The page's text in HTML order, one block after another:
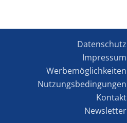
Datenschutz
Impressum
Werbemöglichkeiten
Nutzungsbedingungen
Kontakt
Newsletter